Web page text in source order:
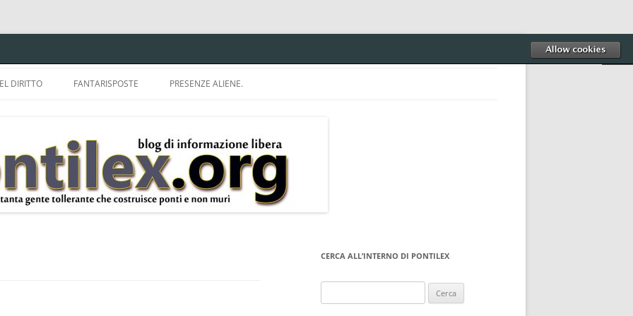
DIRITTO
DELLA LDA 633.
E
FANTARISPOSTE PRESENZE ALIENE.
CERCA ALL’INTERNO DI PONTILEX
per: